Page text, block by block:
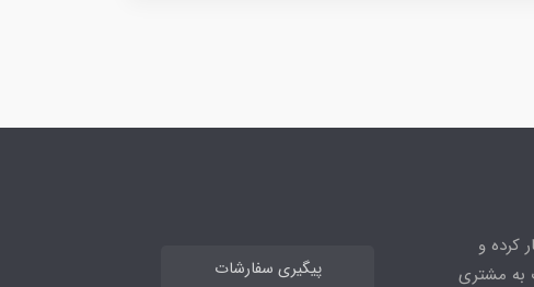
به کار کرده و
خدمات به مشتری
پیگیری سفارشات